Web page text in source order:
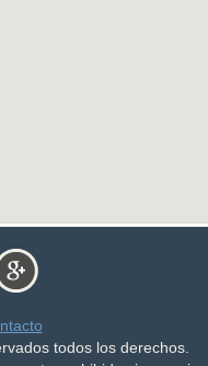
todos los derechos.